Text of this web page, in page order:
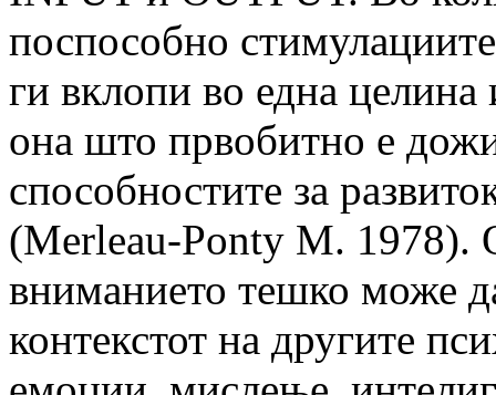
поспособно
ги вклопи во една
она што првобитно е
способностите за
(Merleau-Ponty M. 1978).
вниманието тешко може
контекстот на другите